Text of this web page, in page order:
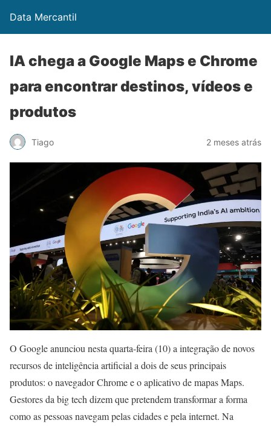
Data Mercantil
IA chega a Google Maps e Chrome
para encontrar destinos, vídeos e
produtos
Tiago 2 meses atrás
O Google anunciou nesta quarta-feira (10) a integração de novos
recursos de inteligência artificial a dois de seus principais
produtos: o navegador Chrome e o aplicativo de mapas Maps.
Gestores da big tech dizem que pretendem transformar a forma
como as pessoas navegam pelas cidades e pela internet. Na